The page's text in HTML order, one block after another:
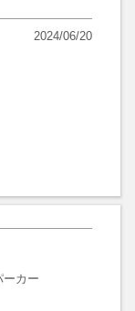
2024/06/20
カー